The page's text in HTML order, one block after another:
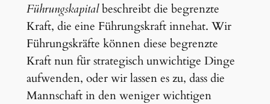
Führungskapitalbeschreibt die begrenzte
Kraft, die eine Führungskraft innehat. Wir
Führungskräfte können diese begrenzte
Kraft nun für strategisch unwichtige Dinge
aufwenden, oder wir lassen es zu, dass die
Mannschaft in den weniger wichtigen